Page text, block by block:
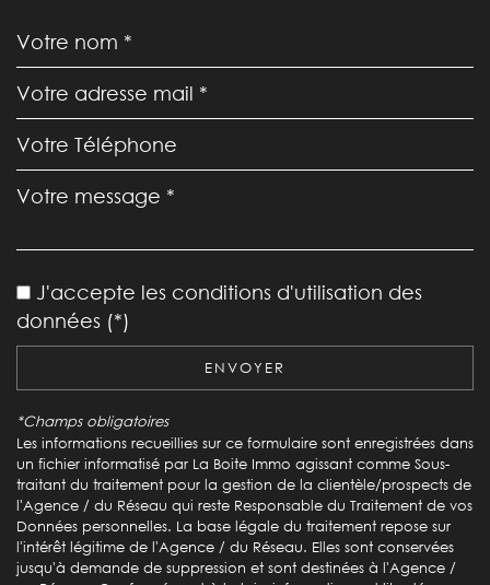
Bar
Cinéma
Collège
École primaire
Enseignement supérieur
Lycée
Bibliothèque
J'accepte les conditions d'utilisation des
données (*)
ENVOYER
*Champs obligatoires
Les informations recueillies sur ce formulaire sont enregistrées dans
un fichier informatisé par La Boite Immo agissant comme Sous-
traitant du traitement pour la gestion de la clientèle/prospects de
l'Agence / du Réseau qui reste Responsable du Traitement de vos
Données personnelles. La base légale du traitement repose sur
l'intérêt légitime de l'Agence / du Réseau. Elles sont conservées
jusqu'à demande de suppression et sont destinées à l'Agence /